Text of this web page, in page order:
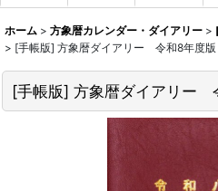
ホーム > 方象暦カレンダー・ダイアリー >
> [手帳版] 方象暦ダイアリー 令和8年度版
[手帳版] 方象暦ダイアリー